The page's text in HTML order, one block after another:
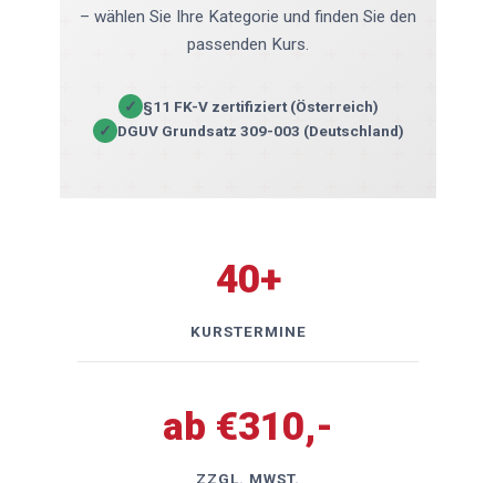
– wählen Sie Ihre Kategorie und finden Sie den
passenden Kurs.
✓ §11 FK-V zertifiziert (Österreich)
✓ DGUV Grundsatz 309-003 (Deutschland)
40+
KURSTERMINE
ab €310,-
ZZGL. MWST.